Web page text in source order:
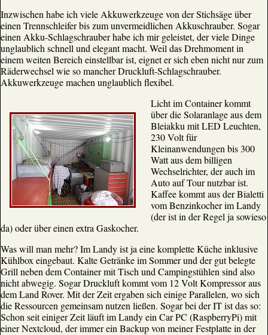
Inzwischen habe ich viele Akkuwerkzeuge von der Stichsäge über
einen Trennschleifer bis zum unvermeidlichen Akkuschrauber. Sogar
einen Akku-Schlagschrauber habe ich mir geleistet, der viele Dinge
unglaublich schnell und elegant macht. Weil das Drehmoment in
einem weiten Bereich einstellbar ist, eignet er sich eben nicht nur zum
Räderwechsel wie so mancher Druckluft-Schlagschrauber.
Akkuwerkzeuge machen unglaublich flexibel.
Licht im Container kommt
über die Solaranlage aus dem
Bleiakku mit LED Leuchten,
230 Volt für
Kleinanwendungen bis 300
Watt aus dem billigen
Wechselrichter, der auch im
Auto auf Tour nutzbar ist.
Kaffee kommt aus der Bialetti
vom Benzinkocher im Landy
(der ist in der Regel ja sowieso
da) oder über einen extra Gaskocher.
Was will man mehr? Im Landy ist ja eine komplette Küche inklusive
Kühlbox eingebaut. Kalte Getränke im Sommer und der gut belegte
Grill neben dem Container mit Tisch und Campingstühlen sind also
nicht abwegig. Sogar Druckluft kommt vom 12 Volt Kompressor aus
dem Land Rover. Mit der Zeit ergaben sich einige Parallelen, wo sich
die Ressourcen gemeinsam nutzen ließen. Sogar bei der IT ist das so:
Schon seit einiger Zeit läuft im Landy ein Car PC (RaspberryPi) mit
einer Nextcloud, der immer ein Backup von meiner Festplatte in der